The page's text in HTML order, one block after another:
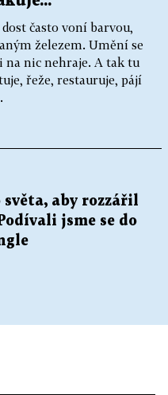
často voní barvou,
železem. Umění se
na nic nehraje. A tak tu
řeže, restauruje, pájí
aby rozzářil
jsme se do